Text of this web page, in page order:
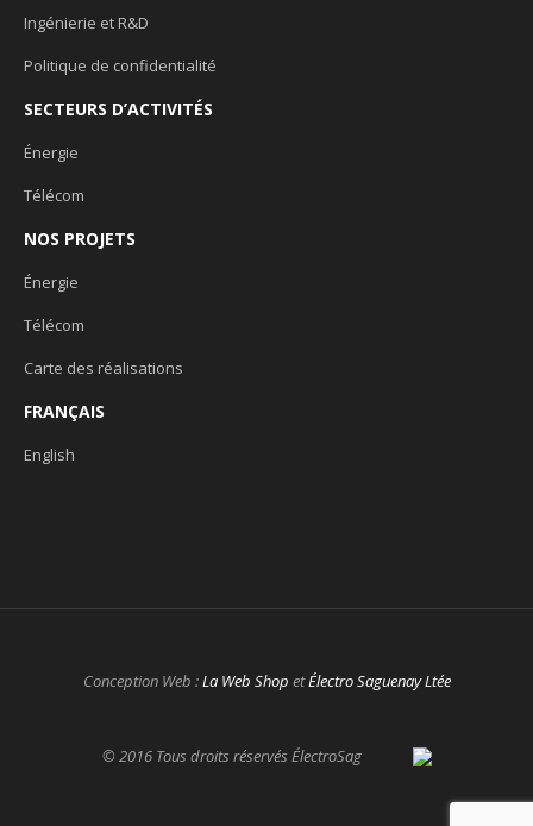
Ingénierie et R&D
Politique de confidentialité
SECTEURS D’ACTIVITÉS
Énergie
Télécom
NOS PROJETS
Énergie
Télécom
Carte des réalisations
FRANÇAIS
English
Conception Web :La Web Shop etÉlectro Saguenay Ltée
© 2016 Tous droits réservés ÉlectroSag